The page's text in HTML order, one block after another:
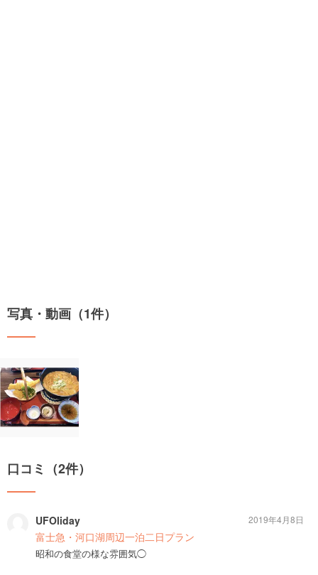
写真・動画（1件）
口コミ（2件）
UFOliday
富士急・河口湖周辺一泊二日プラン
昭和の食堂の様な雰囲気◯
2019年4月8日